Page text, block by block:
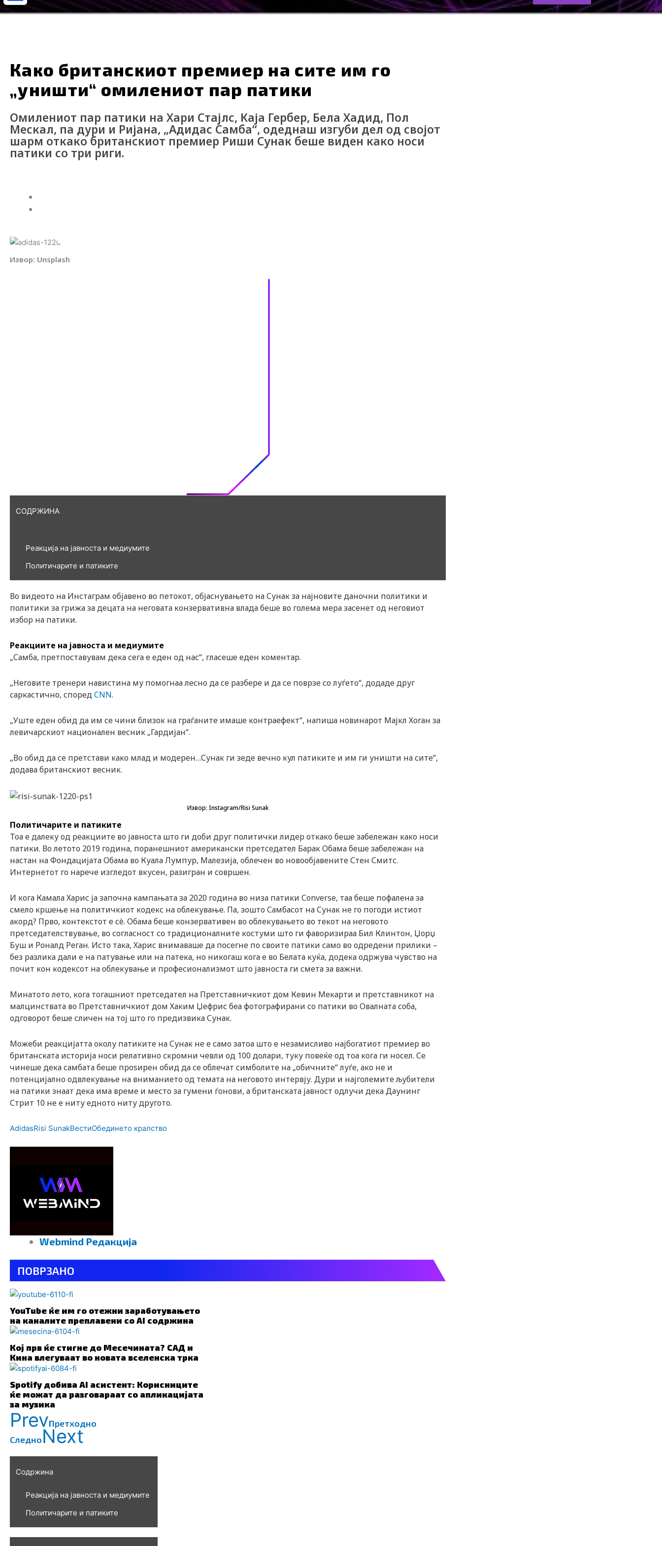
Како британскиот премиер на сите им го
„уништи“ омилениот пар патики
Омилениот пар патики на Хари Стајлс, Каја Гербер, Бела Хадид, Пол
Мескал, па дури и Ријана, „Адидас Самба“, одеднаш изгуби дел од својот
шарм откако британскиот премиер Риши Сунак беше виден како носи
патики со три риги.
Извор: Unsplash
СОДРЖИНА
Реакција на јавноста и медиумите
Политичарите и патиките
Во видеото на Инстаграм објавено во петокот, објаснувањето на Сунак за најновите даночни политики и
политики за грижа за децата на неговата конзервативна влада беше во голема мера засенет од неговиот
избор на патики.
Реакциите на јавноста и медиумите
„Самба, претпоставувам дека сега е еден од нас“, гласеше еден коментар.
„Неговите тренери навистина му помогнаа лесно да се разбере и да се поврзе со луѓето“, додаде друг
саркастично, споредCNN.
„Уште еден обид да им се чини близок на граѓаните имаше контраефект“, напиша новинарот Мајкл Хоган за
левичарскиот национален весник „Гардијан“.
„Во обид да се претстави како млад и модерен…Сунак ги зеде вечно кул патиките и им ги уништи на сите“,
додава британскиот весник.
Извор: Instagram/Risi Sunak
Политичарите и патиките
Тоа е далеку од реакциите во јавноста што ги доби друг политички лидер откако беше забележан како носи
патики. Во летото 2019 година, поранешниот американски претседател Барак Обама беше забележан на
настан на Фондацијата Обама во Куала Лумпур, Малезија, облечен во новообјавените Стен Смитс.
Интернетот го нарече изгледот вкусен, разигран и совршен.
И кога Камала Харис ја започна кампањата за 2020 година во низа патики Converse, таа беше пофалена за
смело кршење на политичкиот кодекс на облекување. Па, зошто Самбасот на Сунак не го погоди истиот
акорд? Прво, контекстот е сè. Обама беше конзервативен во облекувањето во текот на неговото
претседателствување, во согласност со традиционалните костуми што ги фаворизираа Бил Клинтон, Џорџ
Буш и Роналд Реган. Исто така, Харис внимаваше да посегне по своите патики само во одредени прилики –
без разлика дали е на патување или на патека, но никогаш кога е во Белата куќа, додека одржува чувство на
почит кон кодексот на облекување и професионализмот што јавноста ги смета за важни.
Минатото лето, кога тогашниот претседател на Претставничкиот дом Кевин Мекарти и претставникот на
малцинствата во Претставничкиот дом Хаким Џефрис беа фотографирани со патики во Овалната соба,
одговорот беше сличен на тој што го предизвика Сунак.
Можеби реакцијатта околу патиките на Сунак не е само затоа што е незамисливо најбогатиот премиер во
британската историја носи релативно скромни чевли од 100 долари, туку повеќе од тоа кога ги носел. Се
чинеше дека самбата беше проѕирен обид да се облечат симболите на „обичните“ луѓе, ако не и
потенцијално одвлекување на вниманието од темата на неговото интервју. Дури и најголемите љубители
на патики знаат дека има време и место за гумени ѓонови, а британската јавност одлучи дека Даунинг
Стрит 10 не е ниту едното ниту другото.
AdidasRisi SunakВестиОбединето кралство
Webmind Редакција
ПОВРЗАНО
YouTube ќе им го отежни заработувањето
на каналите преплавени со AI содржина
Кој прв ќе стигне до Месечината? САД и
Кина влегуваат во новата вселенска трка
Spotify добива AI асистент: Корисниците
ќе можат да разговараат со апликацијата
за музика
PrevПретходно
СледноNext
Содржина
Реакција на јавноста и медиумите
Политичарите и патиките